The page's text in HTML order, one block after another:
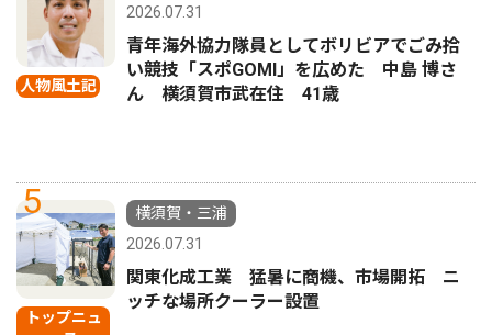
人物風土記
2026.07.31
青年海外協力隊員としてボリビアでごみ拾
い競技「スポGOMI」を広めた 中島 博さ
ん 横須賀市武在住 41歳
5
トップニュ
横須賀・三浦
2026.07.31
関東化成工業 猛暑に商機、市場開拓 ニ
ッチな場所クーラー設置